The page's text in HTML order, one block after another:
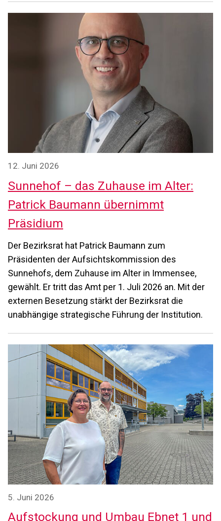
12. Juni 2026
Sunnehof – das Zuhause im Alter:
Patrick Baumann übernimmt
Präsidium
Der Bezirksrat hat Patrick Baumann zum
Präsidenten der Aufsichtskommission des
Sunnehofs, dem Zuhause im Alter in Immensee,
gewählt. Er tritt das Amt per 1. Juli 2026 an. Mit der
externen Besetzung stärkt der Bezirksrat die
unabhängige strategische Führung der Institution.
5. Juni 2026
Aufstockung und Umbau Ebnet 1 und